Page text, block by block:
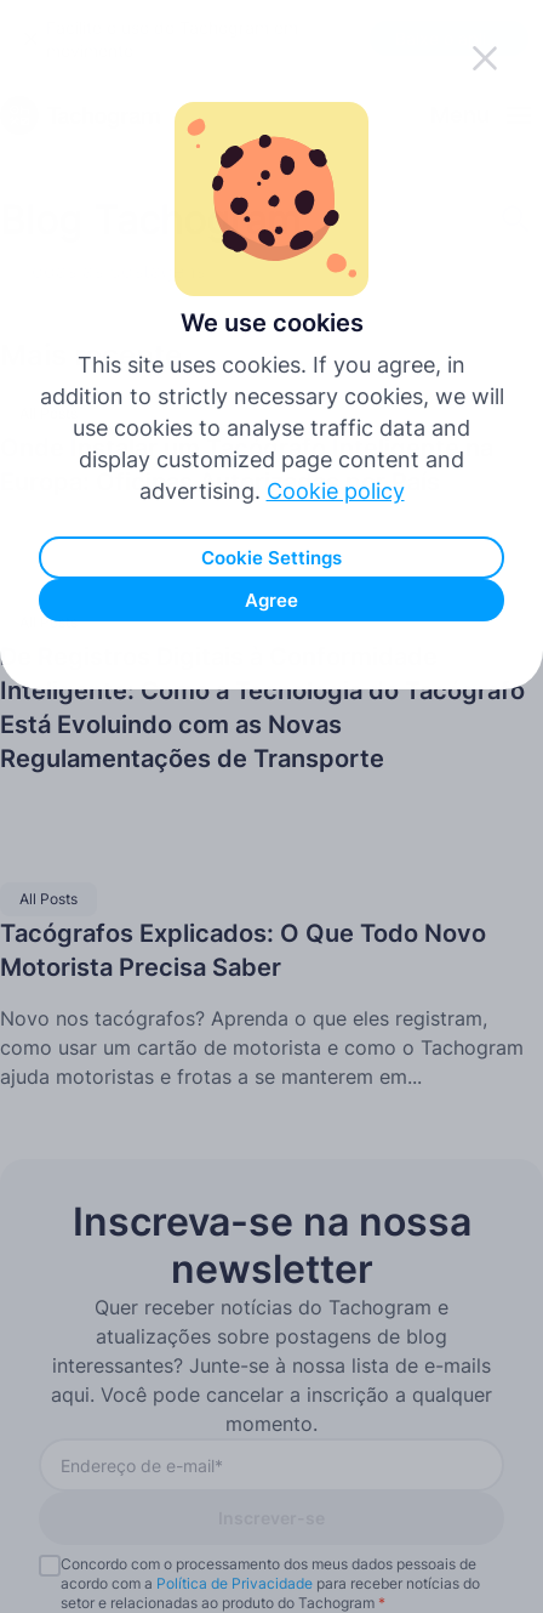
We use cookies
This site uses cookies. If you agree, in
addition to strictly necessary cookies, we will
use cookies to analyse traffic data and
display customized page content and
advertising. Cookie policy
Cookie Settings
Agree
Français
Italiano
Blog Tachogram
Mais recente
Onde Instalar um Tacógrafo Inteligente na
Europa: Oficinas Autorizadas por País
All Posts
De Registros Digitais à Conformidade
Inteligente: Como a Tecnologia do Tacógrafo
Está Evoluindo com as Novas
Regulamentações de Transporte
All Posts
Tacógrafos Explicados: O Que Todo Novo
Motorista Precisa Saber
Novo nos tacógrafos? Aprenda o que eles registram,
como usar um cartão de motorista e como o Tachogram
ajuda motoristas e frotas a se manterem em...
Inscreva-se na nossa
newsletter
Quer receber notícias do Tachogram e
atualizações sobre postagens de blog
interessantes? Junte-se à nossa lista de e-mails
aqui. Você pode cancelar a inscrição a qualquer
momento.
Concordo com o processamento dos meus dados pessoais de
acordo com a Política de Privacidade para receber notícias do
setor e relacionadas ao produto do Tachogram *